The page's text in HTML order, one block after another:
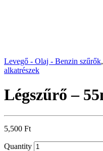
Levegő - Olaj - Benzin szűrők,
alkatrészek
Légszűrő –
5,500 Ft
Quantity